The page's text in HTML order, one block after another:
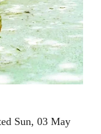
Sun, 03 May